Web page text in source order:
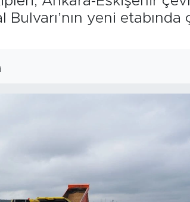
yeni etabında